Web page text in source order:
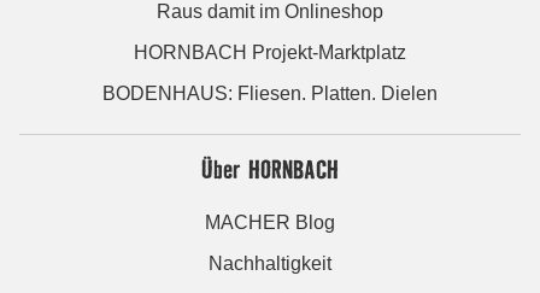
Raus damit im Onlineshop
HORNBACH Projekt-Marktplatz
BODENHAUS: Fliesen. Platten. Dielen
Über HORNBACH
MACHER Blog
Nachhaltigkeit